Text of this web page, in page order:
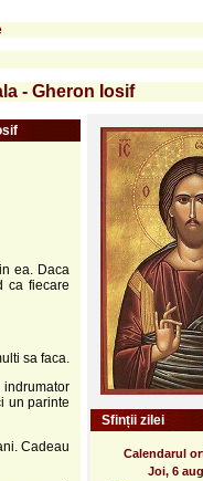
- Gheron Iosif
ea. Daca
ca fiecare
sa faca.
un parinte
Cadeau
Sfinții zilei
Calendarul
Joi, 6